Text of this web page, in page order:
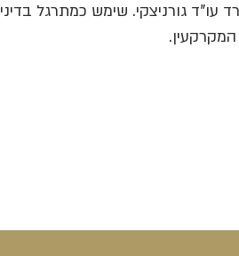
גורניצקי. שימש כמתרגל בדיני